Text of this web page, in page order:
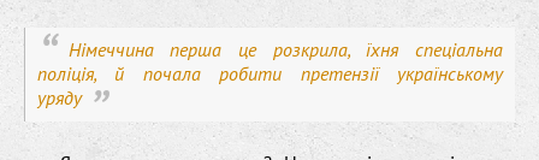
Німеччина перша це розкрила, їхня спеціальна
поліція, й почала робити претензії українському
уряду